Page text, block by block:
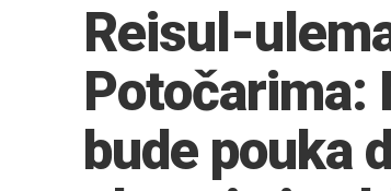
Reisul-
Potočarima:
bude pouka